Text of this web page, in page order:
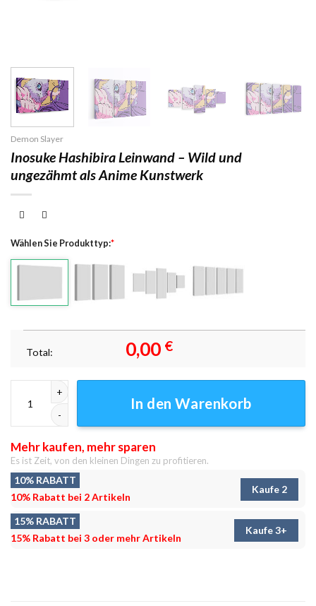
Demon Slayer
Inosuke Hashibira Leinwand – Wild und
ungezähmt als Anime Kunstwerk
Wählen Sie Produkttyp:*
Total: 0,00 €
In den Warenkorb
Mehr kaufen, mehr sparen
Es ist Zeit, von den kleinen Dingen zu profitieren.
10% RABATT
10% Rabatt bei 2 Artikeln
Kaufe 2
15% RABATT
15% Rabatt bei 3 oder mehr Artikeln
Kaufe 3+